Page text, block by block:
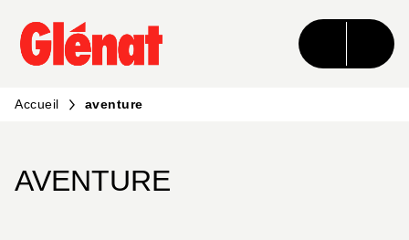
MENU RECHERCHE CONTENU
PIED DE PAGE
Accueil aventure
AVENTURE